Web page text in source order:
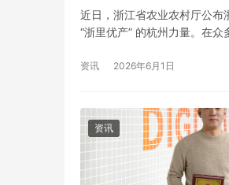
近日，浙江省农业农村厅公布
“浙里优产” 的杭州力量。在
资讯 2026年6月1日
资讯